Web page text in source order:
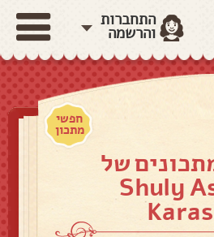
התחברות
והרשמה
חפשי
מתכון
של
Shuly